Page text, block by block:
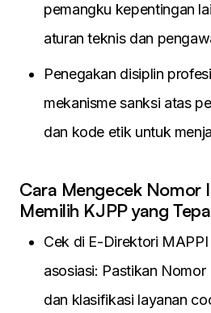
pemangku kepentingan
aturan teknis dan
Penegakan disiplin
mekanisme sanksi atas
dan kode etik untuk
Cara Mengecek Nomor
Memilih KJPP yang
Cek di E-Direktori
asosiasi: Pastikan Nomor
dan klasifikasi layanan